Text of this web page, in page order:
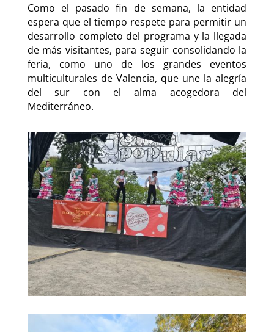
Como el pasado fin de semana, la entidad
espera que el tiempo respete para permitir un
desarrollo completo del programa y la llegada
de más visitantes, para seguir consolidando la
feria, como uno de los grandes eventos
multiculturales de Valencia, que une la alegría
del sur con el alma acogedora del
Mediterráneo.